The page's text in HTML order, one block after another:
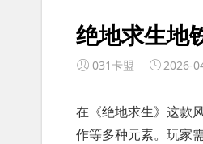
绝地求生地
031卡盟 2026-
在《绝地求生》这款
作等多种元素。玩家